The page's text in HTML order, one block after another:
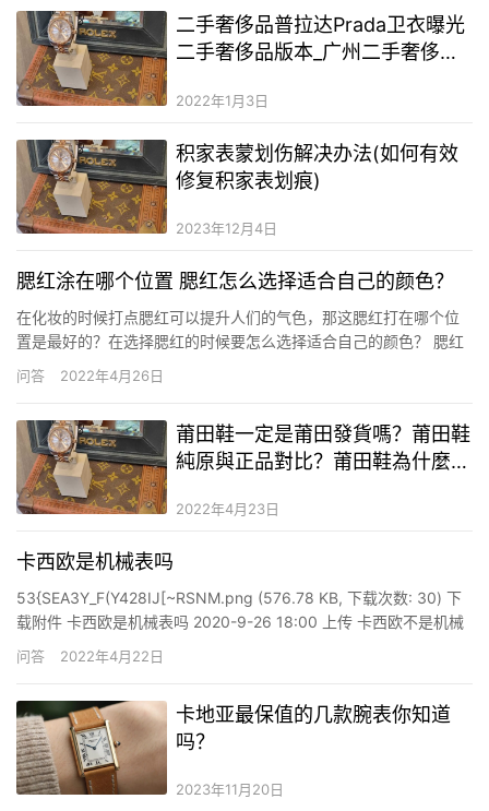
二手奢侈品普拉达Prada卫衣曝光
二手奢侈品版本_广州二手奢侈品
2022年1月3日
积家表蒙划伤解决办法(如何有效
修复积家表划痕)
2023年12月4日
腮红涂在哪个位置 腮红怎么选择适合自己的颜色？
在化妆的时候打点腮红可以提升人们的气色，那这腮红打在哪个位
置是最好的？在选择腮红的时候要怎么选择适合自己的颜色？ 腮红
涂在哪个位置 腮红通常应该涂抹在颧骨的最高处会更好看一些，在
涂抹腮红之前最好是稍微费一点的小心思，在脸部轮廓的地方涂抹
也能够…
问答 2022年4月26日
莆田鞋一定是莆田發貨嗎？莆田鞋
純原與正品對比？莆田鞋為什麼比
2022年4月23日
卡西欧是机械表吗
53{SEA3Y_F(Y428IJ[~RSNM.png (576.78 KB, 下载次数: 30) 下
载附件 卡西欧是机械表吗 2020-9-26 18:00 上传 卡西欧不是机械
表，是石英表。石英表走时准确。卡西欧是石英表三大巨头之一。
常见的卡西欧手表大多都是石英表，采用石英机芯。但是卡西欧电
问答 2022年4月22日
卡地亚最保值的几款腕表你知道
吗？
2023年11月20日